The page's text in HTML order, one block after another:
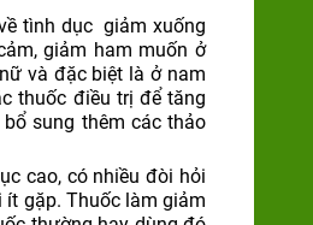
tình dục giảm xuống
giảm ham muốn ở
và đặc biệt là ở nam
thuốc điều trị để tăng
sung thêm các thảo
cao, có nhiều đòi hỏi
gặp. Thuốc làm giảm